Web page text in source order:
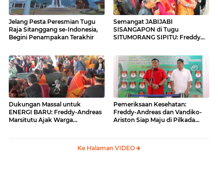
Jelang Pesta Peresmian Tugu
Raja Sitanggang se-Indonesia,
Begini Penampakan Terakhir
Semangat JABIJABI
SISANGAPON di Tugu
SITUMORANG SIPITU: Freddy
Dukungan Massal untuk
ENERGI BARU: Freddy-Andreas
Marsitutu Ajak Warga
Pemeriksaan Kesehatan:
Freddy-Andreas dan Vandiko-
Ariston Siap Maju di Pilkada
Ke Halaman VIDEO